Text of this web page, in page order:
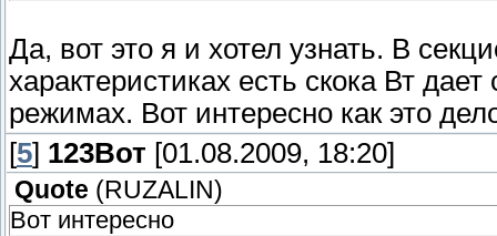
Да, вот это я и хотел узнать. В
характеристиках есть скока Вт
режимах. Вот интересно как это
[5] 123Вот [01.08.2009, 18:20]
Quote ( RUZALIN )
Вот интересно